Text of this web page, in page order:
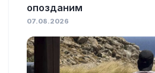
опозданим
07.08.2026